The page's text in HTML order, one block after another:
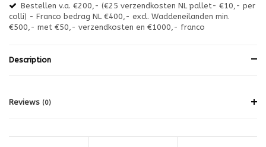
Bestellen v.a. €200,- (€25 verzendkosten NL pallet- €10,- per
colli) - Franco bedrag NL €400,- excl. Waddeneilanden min.
€500,- met €50,- verzendkosten en €1000,- franco
Description
Reviews (0)